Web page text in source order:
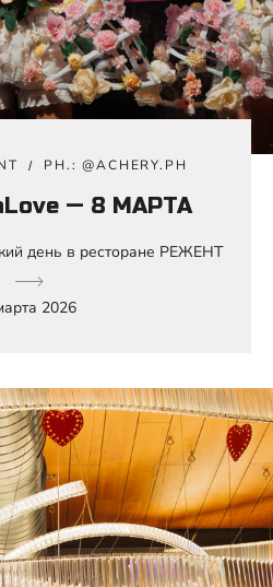
PH.: @ACHERY.PH
— 8 МАРТА
день в ресторане РЕЖЕНТ
2026